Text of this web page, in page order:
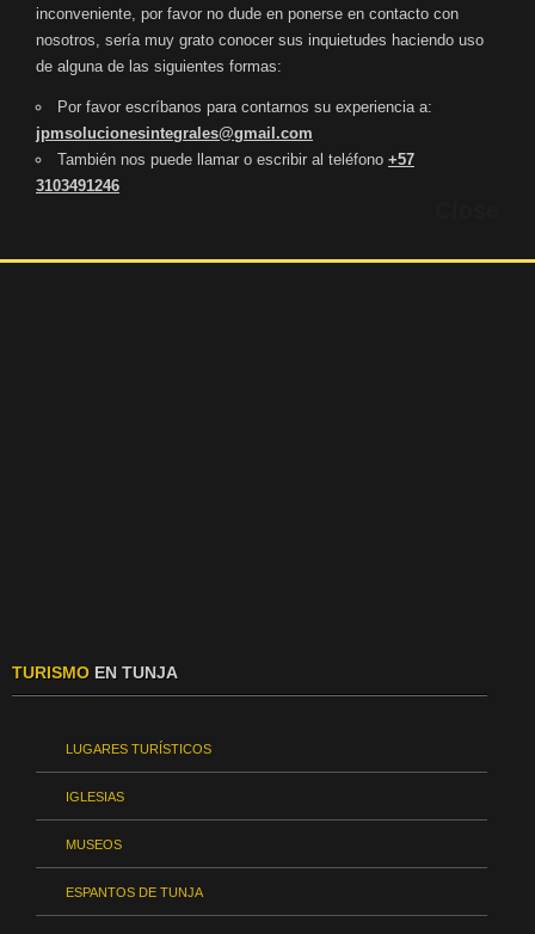
inconveniente, por favor no dude en ponerse en contacto con
nosotros, sería muy grato conocer sus inquietudes haciendo uso
de alguna de las siguientes formas:
Por favor escríbanos para contarnos su experiencia a:
jpmsolucionesintegrales@gmail.com
También nos puede llamar o escribir al teléfono +57
3103491246
TURISMO EN TUNJA
LUGARES TURÍSTICOS
IGLESIAS
MUSEOS
ESPANTOS DE TUNJA